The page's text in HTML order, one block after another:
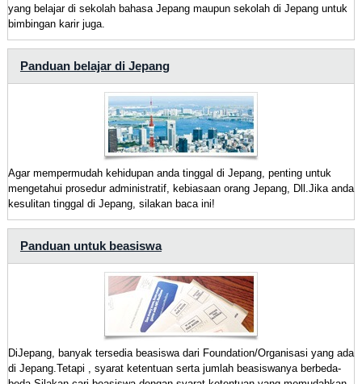
yang belajar di sekolah bahasa Jepang maupun sekolah di Jepang untuk
bimbingan karir juga.
Panduan belajar di Jepang
Agar mempermudah kehidupan anda tinggal di Jepang, penting untuk
mengetahui prosedur administratif, kebiasaan orang Jepang, Dll.Jika anda
kesulitan tinggal di Jepang, silakan baca ini!
Panduan untuk beasiswa
DiJepang, banyak tersedia beasiswa dari Foundation/Organisasi yang ada
di Jepang.Tetapi , syarat ketentuan serta jumlah beasiswanya berbeda-